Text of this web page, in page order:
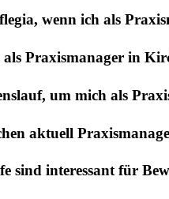
, wenn ich als
als Praxismanager in
um mich als
aktuell
sind interessant für